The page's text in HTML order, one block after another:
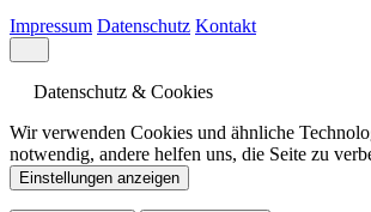
Impressum Datenschutz Kontakt
Datenschutz & Cookies
Wir verwenden Cookies und ähnliche
notwendig, andere helfen uns, die Seite zu
Einstellungen anzeigen